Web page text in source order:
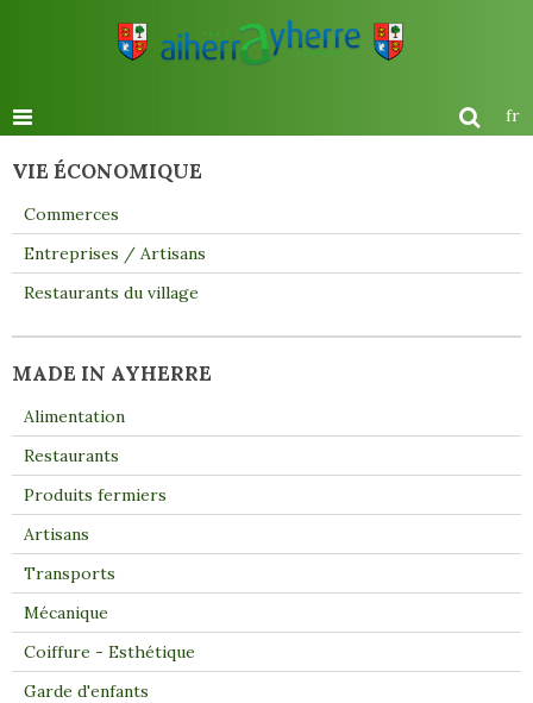
fr
VIE ÉCONOMIQUE
Commerces
Entreprises / Artisans
Restaurants du village
MADE IN AYHERRE
Alimentation
Restaurants
Produits fermiers
Artisans
Transports
Mécanique
Coiffure - Esthétique
Garde d'enfants